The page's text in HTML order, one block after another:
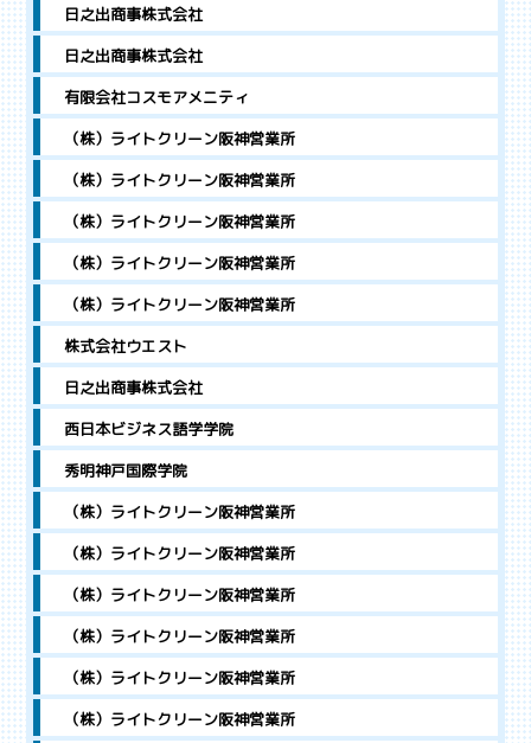
日之出商事株式会社
日之出商事株式会社
有限会社コスモアメニティ
（株）ライトクリーン阪神営業所
（株）ライトクリーン阪神営業所
（株）ライトクリーン阪神営業所
（株）ライトクリーン阪神営業所
（株）ライトクリーン阪神営業所
株式会社ウエスト
日之出商事株式会社
西日本ビジネス語学学院
秀明神戸国際学院
（株）ライトクリーン阪神営業所
（株）ライトクリーン阪神営業所
（株）ライトクリーン阪神営業所
（株）ライトクリーン阪神営業所
（株）ライトクリーン阪神営業所
（株）ライトクリーン阪神営業所